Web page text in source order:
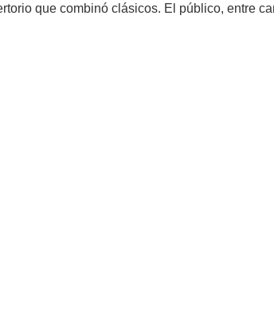
que combinó clásicos. El público, entre